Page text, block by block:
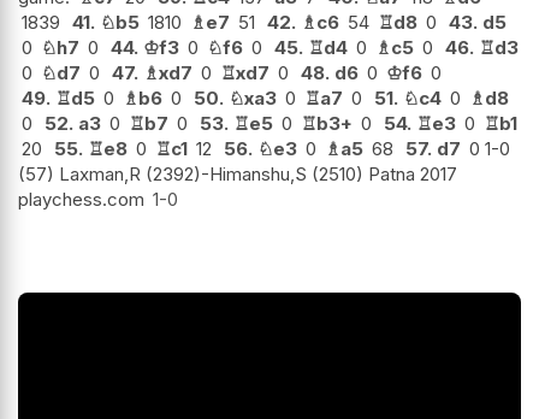
1839 41. ♘b5 1810 ♗e7 51 42. ♗c6 54 ♖d8 0 43. d5
0 ♘h7 0 44. ♔f3 0 ♘f6 0 45. ♖d4 0 ♗c5 0 46. ♖d3
0 ♘d7 0 47. ♗xd7 0 ♖xd7 0 48. d6 0 ♔f6 0
49. ♖d5 0 ♗b6 0 50. ♘xa3 0 ♖a7 0 51. ♘c4 0 ♗d8
0
52. a3 0 ♖b7 0 53. ♖e5 0 ♖b3+ 0 54. ♖e3 0 ♖b1
20
55. ♖e8 0 ♖c1 12 56. ♘e3 0 ♗a5 68 57. d7 0 1-0
(57) Laxman,R (2392)-Himanshu,S (2510) Patna 2017
playchess.com 1-0